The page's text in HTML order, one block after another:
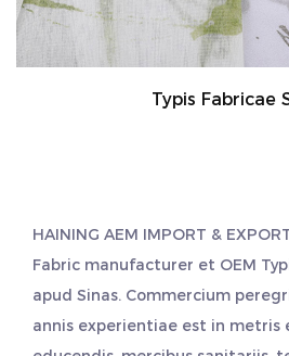
Typis Fabricae
HAINING AEM IMPORT &
Fabric manufacturer et OEM
apud Sinas. Commercium
annis experientiae est in